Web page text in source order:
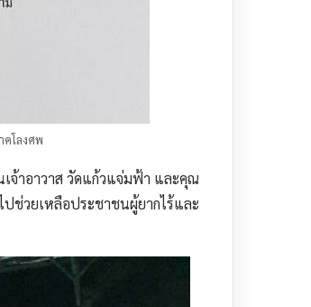
คโลงศพ
จ้าอาวาส วัดแก้วแจ่มฟ้า และคุณ
ช่วยเหลือประชาชนผู้ยากไร้และ